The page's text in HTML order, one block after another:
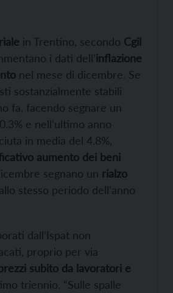
in Trentino, secondo Cgil
i dati dell’inflazione
nel mese di dicembre. Se
sostanzialmente stabili
fa, facendo segnare un
e nell’ultimo anno
in media del 4.8%,
aumento dei beni
segnano un rialzo
stesso periodo dell’anno
dall’Ispat non
proprio per via
subito da lavoratori e
triennio. “Sulle spalle